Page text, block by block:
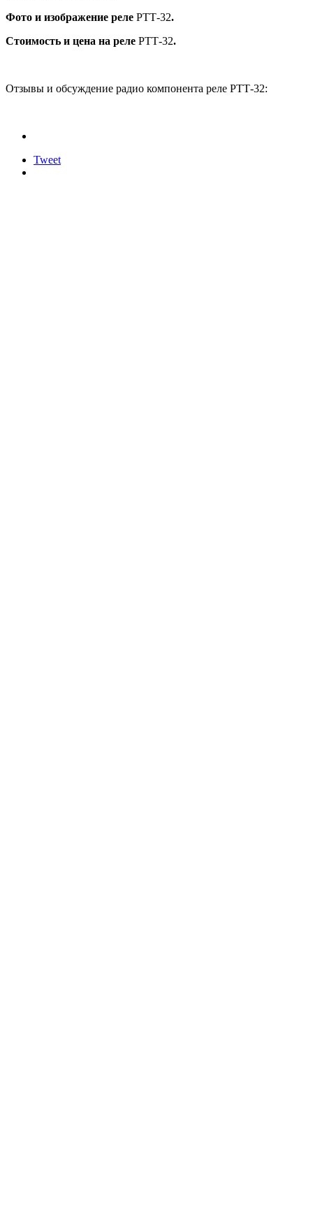
Фото и изображение реле РТТ-32.
Стоимость и цена на реле РТТ-32.
Отзывы и обсуждение радио компонента реле РТТ-32:
Tweet